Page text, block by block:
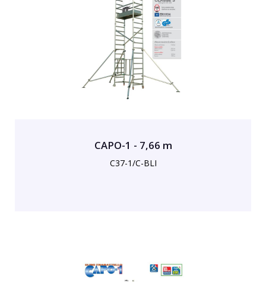
CAPO-1 - 7,66 m
C37-1/C-BLI